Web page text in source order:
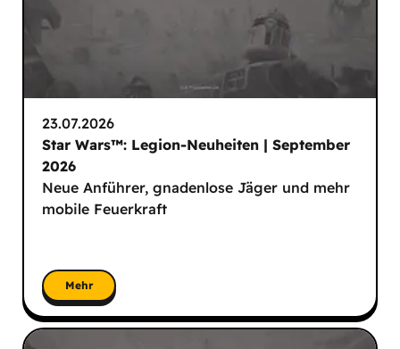
23.07.2026
Star Wars™: Legion-Neuheiten | September
2026
Neue Anführer, gnadenlose Jäger und mehr
mobile Feuerkraft
Mehr